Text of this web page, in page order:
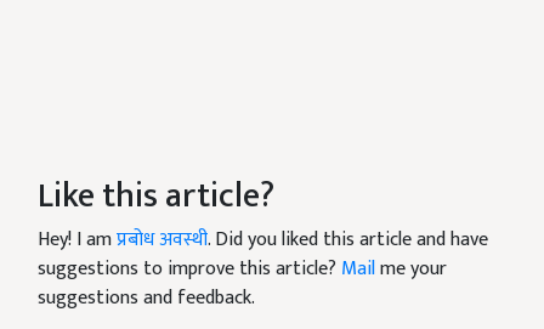
Like this article?
Hey! I amप्रबोध अवस्थी. Did you liked this article and have
suggestions to improve this article? Mailme your
suggestions and feedback.